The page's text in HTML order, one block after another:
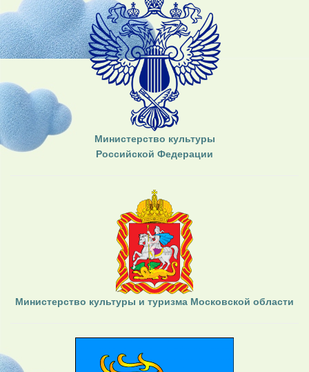
Министерство культуры
Российской Федерации
Министерство культуры и туризма Московской области